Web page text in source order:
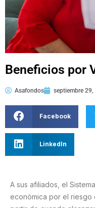
Beneficios por
Asafondos septiembre
Facebook
LinkedIn
A sus afiliados, el
económica por el riesgo